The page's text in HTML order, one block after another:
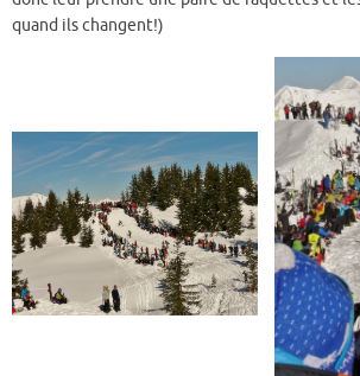
quand ils changent!)